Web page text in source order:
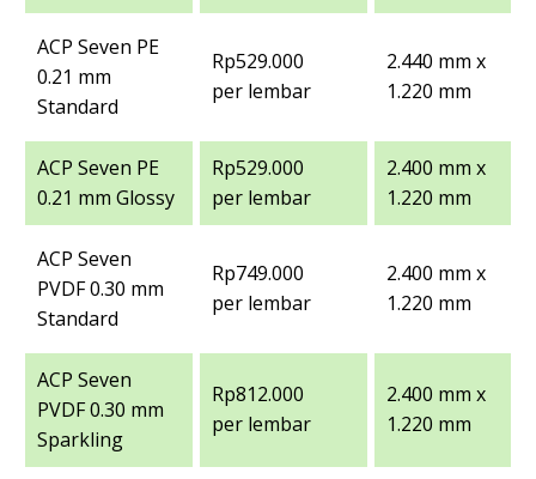
ACP Seven PE
0.21 mm
Standard
Rp529.000
per lembar
2.440 mm x
1.220 mm
ACP Seven PE
0.21 mm Glossy
Rp529.000
per lembar
2.400 mm x
1.220 mm
ACP Seven
PVDF 0.30 mm
Standard
Rp749.000
per lembar
2.400 mm x
1.220 mm
ACP Seven
PVDF 0.30 mm
Sparkling
Rp812.000
per lembar
2.400 mm x
1.220 mm